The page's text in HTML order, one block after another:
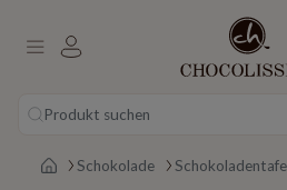
Produkt suchen
Main page
Schokolade